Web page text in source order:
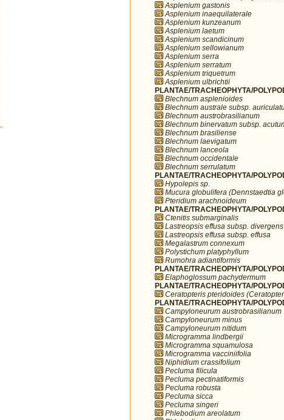
Asplenium gastonis
Asplenium inaequilaterale
Asplenium kunzeanum
Asplenium laetum
Asplenium scandicinum
Asplenium sellowianum
Asplenium serra
Asplenium serratum
Asplenium triquetrum
Asplenium ulbrichtii
PLANTAE/TRACHEOPHYTA/
Blechnum asplenioides
Blechnum australe subsp.
Blechnum austrobrasilianum
Blechnum binervatum subsp.
Blechnum brasiliense
Blechnum laevigatum
Blechnum lanceola
Blechnum occidentale
Blechnum serrulatum
PLANTAE/TRACHEOPHYTA/
Hypolepis sp.
Mucura globulifera (Dennstaedtia
Pteridium arachnoideum
PLANTAE/TRACHEOPHYTA/
Ctenitis submarginalis
Lastreopsis effusa subsp. divergens
Lastreopsis effusa subsp. effusa
Megalastrum connexum
Polystichum platyphyllum
Rumohra adiantiformis
PLANTAE/TRACHEOPHYTA/
Elaphoglossum pachydermum
PLANTAE/TRACHEOPHYTA/
Ceratopteris pteridoides
PLANTAE/TRACHEOPHYTA/
Campyloneurum austrobrasilianum
Campyloneurum minus
Campyloneurum nitidum
Microgramma lindbergii
Microgramma squamulosa
Microgramma vacciniifolia
Niphidium crassifolium
Pecluma filicula
Pecluma pectinatiformis
Pecluma robusta
Pecluma sicca
Pecluma singeri
Phlebodium areolatum